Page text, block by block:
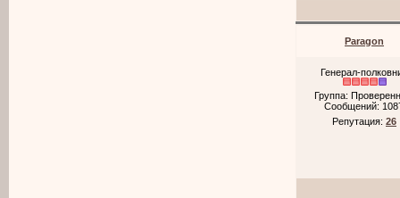
Paragon
Генерал-
Группа:
Сообщений:
Репутация: 26